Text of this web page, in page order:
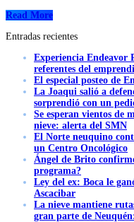
Read More
Entradas recientes
Experiencia Endeavor
referentes del
El especial posteo de
La Joaqui salió a
sorprendió con un
Se esperan vientos de
nieve: alerta del SMN
El Norte neuquino
un Centro Oncológico
Ángel de Brito
programa?
Ley del ex: Boca le
Ascacibar
La nieve mantiene
gran parte de